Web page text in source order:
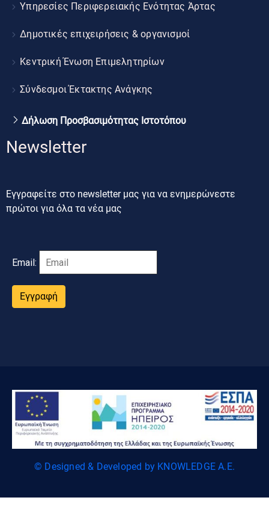
Υπηρεσίες Περιφερειακής Ενότητας Άρτας
Δημοτικές επιχειρήσεις & οργανισμοί
Κεντρική Ένωση Επιμελητηρίων
Σύνδεσμοι Έκτακτης Ανάγκης
Δήλωση Προσβασιμότητας Ιστοτόπου
Newsletter
Εγγραφείτε στο newsletter μας για να ενημερώνεστε
πρώτοι για όλα τα νέα μας
Email:
Εγγραφή
© Designed & Developed by KNOWLEDGE A.E.